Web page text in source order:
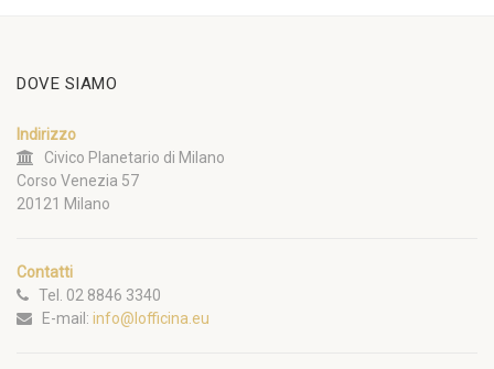
DOVE SIAMO
Indirizzo
Civico Planetario di Milano
Corso Venezia 57
20121 Milano
Contatti
Tel. 02 8846 3340
E-mail: info@lofficina.eu